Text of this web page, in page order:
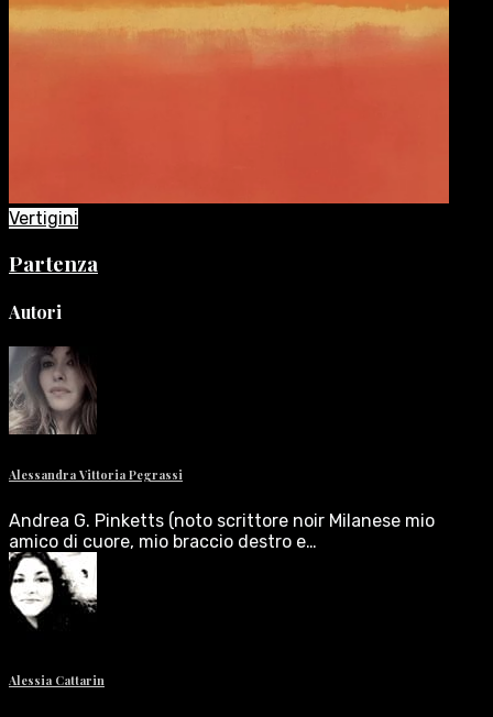
Vertigini
Partenza
Autori
Alessandra Vittoria Pegrassi
Andrea G. Pinketts (noto scrittore noir Milanese mio
amico di cuore, mio braccio destro e…
Alessia Cattarin